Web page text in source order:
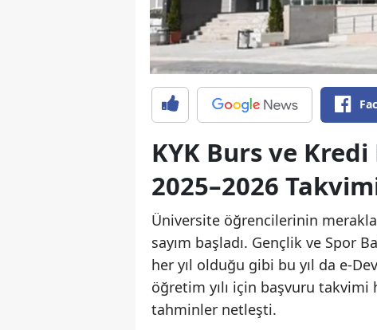
KYK Burs ve
2025–2026
Üniversite öğrencilerinin
sayım başladı. Gençlik ve Spor
her yıl olduğu gibi bu yıl da e-
öğretim yılı için başvuru takvimi
tahminler netleşti.